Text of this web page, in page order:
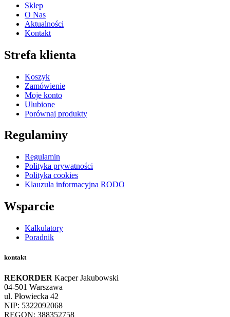
Sklep
O Nas
Aktualności
Kontakt
Strefa klienta
Koszyk
Zamówienie
Moje konto
Ulubione
Porównaj produkty
Regulaminy
Regulamin
Polityka prywatności
Polityka cookies
Klauzula informacyjna RODO
Wsparcie
Kalkulatory
Poradnik
kontakt
REKORDER Kacper Jakubowski
04-501 Warszawa
ul. Płowiecka 42
NIP: 5322092068
REGON: 388352758